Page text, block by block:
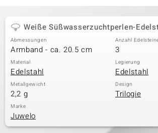
Collection
Weiße Süßwasserzuchtperlen-
Abmessungen
Armband - ca. 20.5 cm
Anzahl
3
Material
Edelstahl
Legierung
Edelstahl
Metallgewicht
2,2 g
Design
Trilogie
Marke
Juwelo